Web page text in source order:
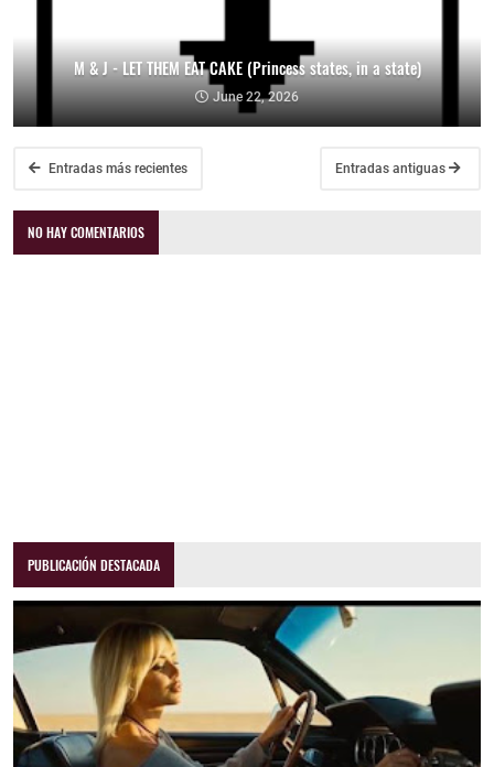
M & J - LET THEM EAT CAKE (Princess states, in a state)
June 22, 2026
Entradas más recientes Entradas antiguas
NO HAY COMENTARIOS
PUBLICACIÓN DESTACADA